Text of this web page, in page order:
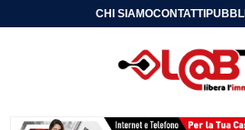
CHI SIAMOCONTATTI